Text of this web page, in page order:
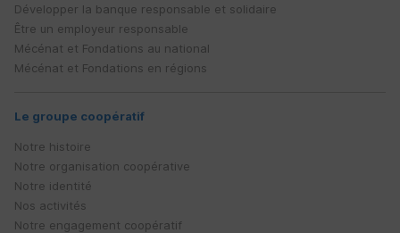
Développer la banque responsable et solidaire
Être un employeur responsable
Mécénat et Fondations au national
Mécénat et Fondations en régions
Le groupe coopératif
Notre histoire
Notre organisation coopérative
Notre identité
Nos activités
Notre engagement coopératif